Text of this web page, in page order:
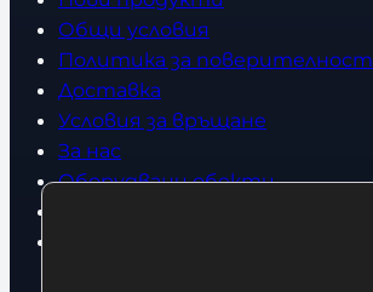
Общи условия
Политика за поверителност
Доставка
Условия за връщане
За нас
Оборудвани обекти